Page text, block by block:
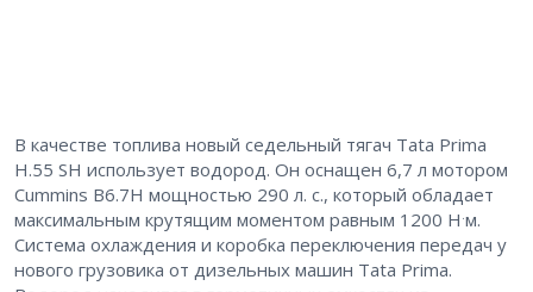
В качестве топлива новый седельный тягач Tata Prima
H.55 SH использует водород. Он оснащен 6,7 л мотором
Cummins B6.7H мощностью 290 л. с., который обладает
максимальным крутящим моментом равным 1200 Н .м.
Система охлаждения и коробка переключения передач у
нового грузовика от дизельных машин Tata Prima.